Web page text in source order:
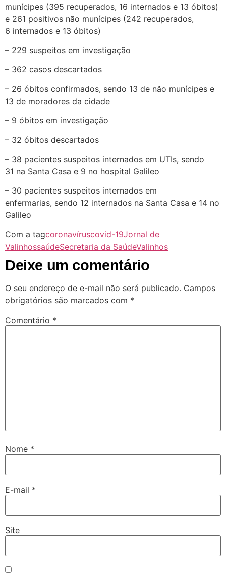
munícipes (395 recuperados, 16 internados e 13 óbitos)
e 261 positivos não munícipes (242 recuperados,
6 internados e 13 óbitos)
– 229 suspeitos em investigação
– 362 casos descartados
– 26 óbitos confirmados, sendo 13 de não munícipes e
13 de moradores da cidade
– 9 óbitos em investigação
– 32 óbitos descartados
– 38 pacientes suspeitos internados em UTIs, sendo
31 na Santa Casa e 9 no hospital Galileo
– 30 pacientes suspeitos internados em
enfermarias, sendo 12 internados na Santa Casa e 14 no
Galileo
Com a tagcoronavíruscovid-19Jornal de
ValinhossaúdeSecretaria da SaúdeValinhos
Deixe um comentário
O seu endereço de e-mail não será publicado. Campos
obrigatórios são marcados com *
Comentário *
Nome *
E-mail *
Site